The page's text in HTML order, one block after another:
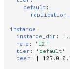
default :
instance :
instance_dir :
name :
'i2'
tier :
'default'
peer : [ 127.0.0.1